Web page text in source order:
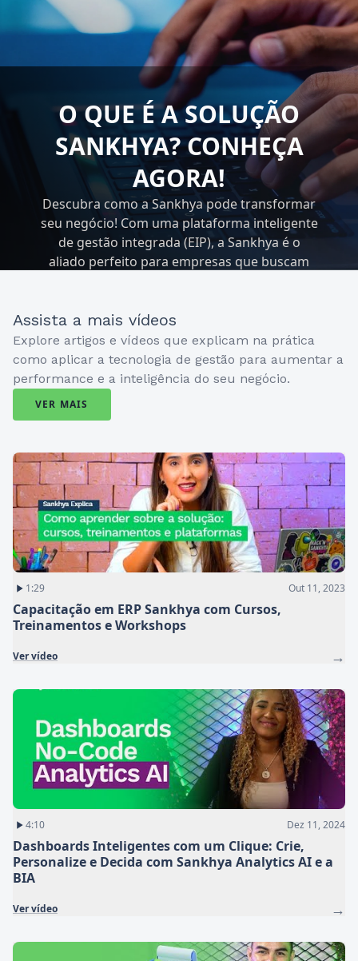
O QUE É A SOLUÇÃO
SANKHYA? CONHEÇA
AGORA!
Descubra como a Sankhya pode transformar
seu negócio! Com uma plataforma inteligente
de gestão integrada (EIP), a Sankhya é o
aliado perfeito para empresas que buscam
Assista a mais vídeos
Explore artigos e vídeos que explicam na prática
como aplicar a tecnologia de gestão para aumentar a
performance e a inteligência do seu negócio.
VER MAIS
1:29 Out 11, 2023
Capacitação em ERP Sankhya com Cursos,
Treinamentos e Workshops
Ver vídeo →
4:10 Dez 11, 2024
Dashboards Inteligentes com um Clique: Crie,
Personalize e Decida com Sankhya Analytics AI e a
BIA
Ver vídeo →